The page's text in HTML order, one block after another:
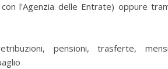
l'Agenzia delle Entrate) oppure
pensioni, trasferte,